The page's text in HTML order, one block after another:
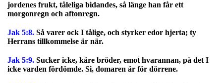
jordenes frukt, tåleliga bidandes, så länge han får ett
morgonregn och aftonregn.
Jak 5:8. Så varer ock I tålige, och styrker edor hjerta; ty
Herrans tillkommelse är när.
Jak 5:9. Sucker icke, käre bröder, emot hvarannan, på det I
icke varden fördömde. Si, domaren är för dörrene.